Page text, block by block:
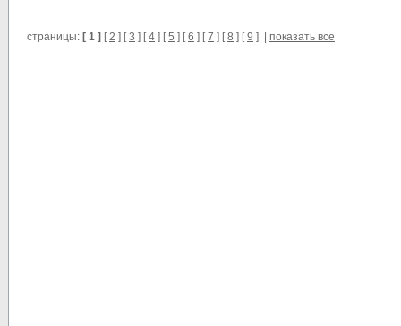
страницы: [ 1 ] [2 ] [3 ] [4 ] [5 ] [6 ] [7 ] [8 ] [9 ] | показать все